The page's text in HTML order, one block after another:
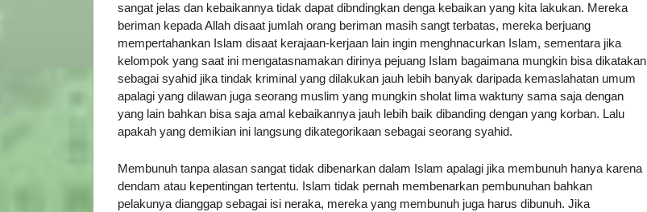
sangat jelas dan kebaikannya tidak dapat dibndingkan denga kebaikan yang kita lakukan. Mereka
beriman kepada Allah disaat jumlah orang beriman masih sangt terbatas, mereka berjuang
mempertahankan Islam disaat kerajaan-kerjaan lain ingin menghnacurkan Islam, sementara jika
kelompok yang saat ini mengatasnamakan dirinya pejuang Islam bagaimana mungkin bisa dikatakan
sebagai syahid jika tindak kriminal yang dilakukan jauh lebih banyak daripada kemaslahatan umum
apalagi yang dilawan juga seorang muslim yang mungkin sholat lima waktuny sama saja dengan
yang lain bahkan bisa saja amal kebaikannya jauh lebih baik dibanding dengan yang korban. Lalu
apakah yang demikian ini langsung dikategorikaan sebagai seorang syahid.
Membunuh tanpa alasan sangat tidak dibenarkan dalam Islam apalagi jika membunuh hanya karena
dendam atau kepentingan tertentu. Islam tidak pernah membenarkan pembunuhan bahkan
pelakunya dianggap sebagai isi neraka, mereka yang membunuh juga harus dibunuh. Jika